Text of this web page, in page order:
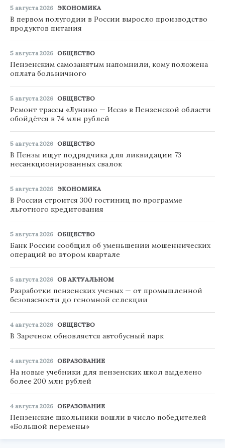
5 августа 2026 ЭКОНОМИКА
В первом полугодии в России выросло производство
продуктов питания
5 августа 2026 ОБЩЕСТВО
Пензенским самозанятым напомнили, кому положена
оплата больничного
5 августа 2026 ОБЩЕСТВО
Ремонт трассы «Лунино — Исса» в Пензенской области
обойдётся в 74 млн рублей
5 августа 2026 ОБЩЕСТВО
В Пензы ищут подрядчика для ликвидации 73
несанкционированных свалок
5 августа 2026 ЭКОНОМИКА
В России строится 300 гостиниц по программе
льготного кредитования
5 августа 2026 ОБЩЕСТВО
Банк России сообщил об уменьшении мошеннических
операций во втором квартале
5 августа 2026 ОБ АКТУАЛЬНОМ
Разработки пензенских ученых — от промышленной
безопасности до геномной селекции
4 августа 2026 ОБЩЕСТВО
В Заречном обновляется автобусный парк
4 августа 2026 ОБРАЗОВАНИЕ
На новые учебники для пензенских школ выделено
более 200 млн рублей
4 августа 2026 ОБРАЗОВАНИЕ
Пензенские школьники вошли в число победителей
«Большой перемены»